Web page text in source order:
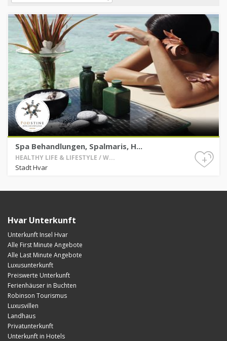
Spa Behandlungen, Spalmaris, H...
HEALTHY LIFE & LIFESTYLE / W...
Stadt Hvar
+
Hvar Unterkunft
Unterkunft Insel Hvar
Alle First Minute Angebote
Alle Last Minute Angebote
Luxusunterkunft
Preiswerte Unterkunft
Ferienhäuser in Buchten
Robinson Tourismus
Luxusvillen
Landhaus
Privatunterkunft
Unterkunft in Hotels